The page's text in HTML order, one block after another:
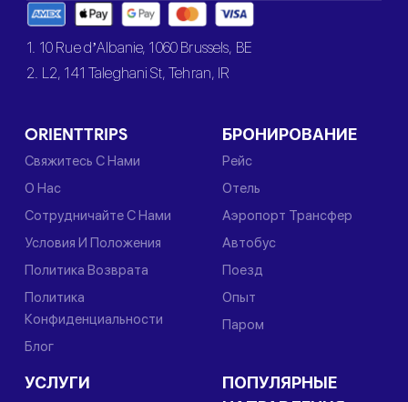
1. 10 Rue d’Albanie, 1060 Brussels, BE
2. L2, 141 Taleghani St, Tehran, IR
ORIENTTRIPS
Свяжитесь С Нами
О Нас
Сотрудничайте С Нами
Условия И Положения
Политика Возврата
Политика
Конфиденциальности
Блог
БРОНИРОВАНИЕ
Рейс
Отель
Аэропорт Трансфер
Автобус
Поезд
Опыт
Паром
УСЛУГИ
ПОПУЛЯРНЫЕ